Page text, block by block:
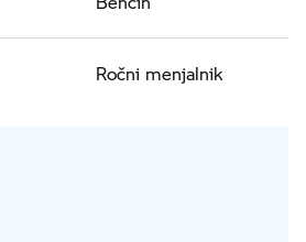
Ročni menjalnik